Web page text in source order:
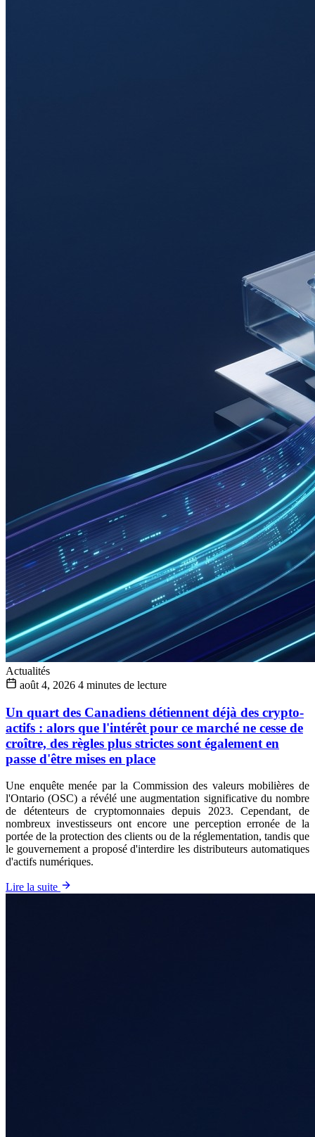
Actualités
août 4, 2026 4 minutes de lecture
Un quart des Canadiens détiennent déjà des crypto-
actifs : alors que l'intérêt pour ce marché ne cesse de
croître, des règles plus strictes sont également en
passe d'être mises en place
Une enquête menée par la Commission des valeurs mobilières de
l'Ontario (OSC) a révélé une augmentation significative du nombre
de détenteurs de cryptomonnaies depuis 2023. Cependant, de
nombreux investisseurs ont encore une perception erronée de la
portée de la protection des clients ou de la réglementation, tandis que
le gouvernement a proposé d'interdire les distributeurs automatiques
d'actifs numériques.
Lire la suite